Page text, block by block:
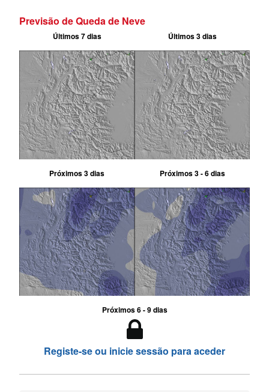
Previsão de Queda de Neve
Últimos 7 dias Últimos 3 dias
Próximos 3 dias Próximos 3 - 6 dias
Próximos 6 - 9 dias
Registe-se ou inicie sessão para aceder